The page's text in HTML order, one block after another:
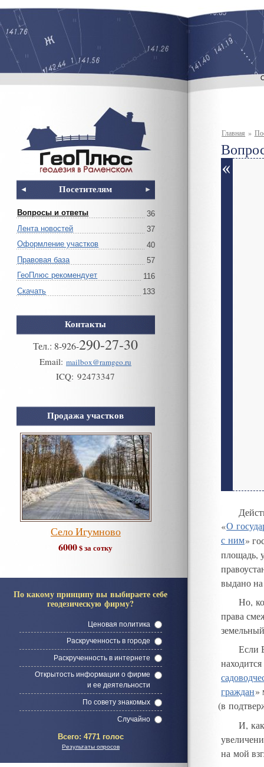
Посетителям
Вопросы и ответы
36
Лента новостей
37
Оформление участков
40
Правовая база
57
ГеоПлюс рекомендует
116
Скачать
133
Контакты
Тел.: 8-926-290-27-30
Email: mailbox@ramgeo.ru
ICQ: 92473347
Продажа участков
Село Игумново
6000$ за сотку
По какому принципу вы выбираете себе
геодезическую фирму?
Ценовая политика
Раскрученность в городе
Раскрученность в интернете
Открытость информации о фирме
и ее деятельности
По совету знакомых
Случайно
Всего: 4771 голос
Результаты опросов
Главная »
«О
с ним»
площадь,
выдано
Но,
права
Если
граждан»
(в
И,
на мой